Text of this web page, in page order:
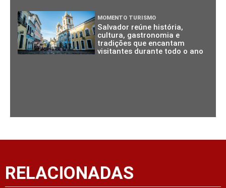
MOMENTO TURISMO
Salvador reúne história,
cultura, gastronomia e
tradições que encantam
visitantes durante todo o ano
RELACIONADAS